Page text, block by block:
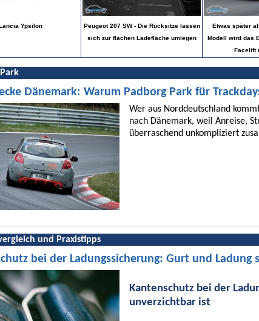
Ypsilon
Peugeot 207 SW - Die Rücksitze lassen
sich zur flachen Ladefläche umlegen
Etwas später
Modell wird das
Facelift
Dänemark: Warum Padborg Park für
Wer aus Norddeutschland
nach Dänemark, weil Anreise,
überraschend unkompliziert
und Praxistipps
bei der Ladungssicherung: Gurt und Ladung
Kantenschutz bei der
unverzichtbar ist